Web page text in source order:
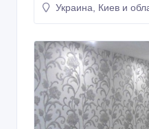
Украина, Киев и